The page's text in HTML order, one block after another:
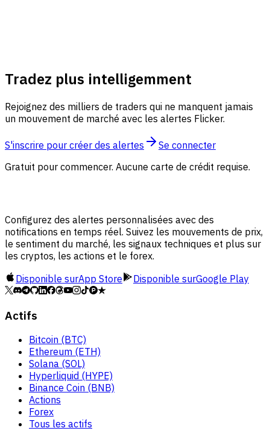
Tradez plus intelligemment
Rejoignez des milliers de traders qui ne manquent jamais
un mouvement de marché avec les alertes Flicker.
S'inscrire pour créer des alertes
Se connecter
Gratuit pour commencer. Aucune carte de crédit requise.
Configurez des alertes personnalisées avec des
notifications en temps réel. Suivez les mouvements de prix,
le sentiment du marché, les signaux techniques et plus sur
les cryptos, les actions et le forex.
Disponible surApp Store Disponible surGoogle Play
Actifs
Bitcoin (BTC)
Ethereum (ETH)
Solana (SOL)
Hyperliquid (HYPE)
Binance Coin (BNB)
Actions
Forex
Tous les actifs